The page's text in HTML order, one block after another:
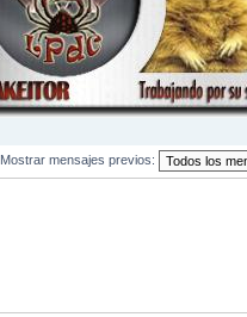
Mostrar mensajes previos: